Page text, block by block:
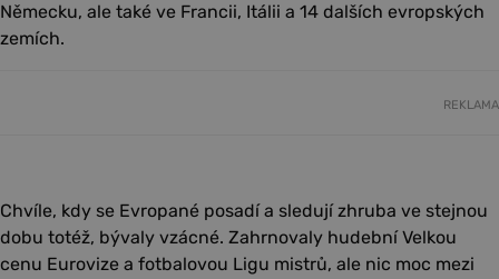
Německu, ale také ve Francii, Itálii a 14 dalších evropských
zemích.
REKLAMA
Chvíle, kdy se Evropané posadí a sledují zhruba ve stejnou
dobu totéž, bývaly vzácné. Zahrnovaly hudební Velkou
cenu Eurovize a fotbalovou Ligu mistrů, ale nic moc mezi